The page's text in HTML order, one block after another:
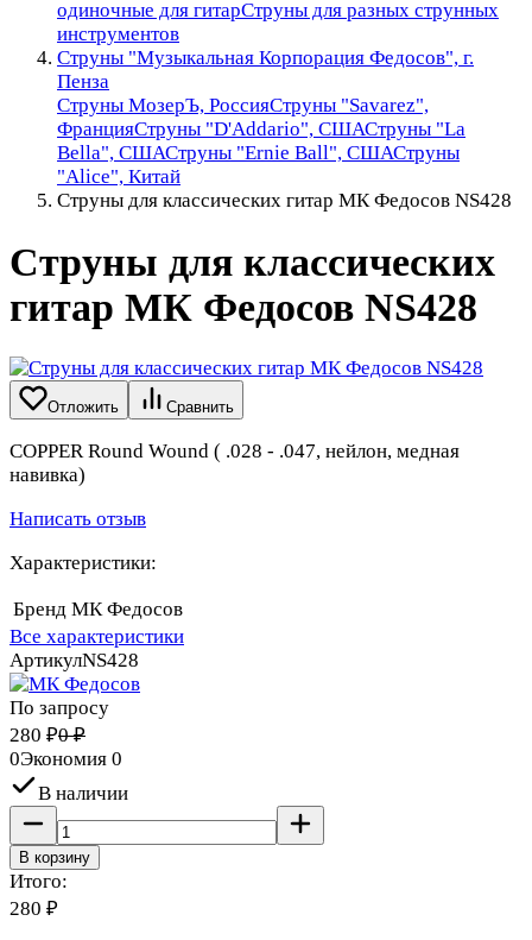
одиночные для гитарСтруны для разных струнных
инструментов
Струны "Музыкальная Корпорация Федосов", г.
Пенза
Струны МозерЪ, РоссияСтруны "Savarez",
ФранцияСтруны "D'Addario", СШАСтруны "La
Bella", СШАСтруны "Ernie Ball", СШАСтруны
"Alice", Китай
Струны для классических гитар МК Федосов NS428
Струны для классических
гитар МК Федосов NS428
Отложить Сравнить
COPPER Round Wound ( .028 - .047, нейлон, медная
навивка)
Написать отзыв
Характеристики:
Бренд МК Федосов
Все характеристики
АртикулNS428
По запросу
280 ₽0 ₽
0Экономия 0
В наличии
В корзину
Итого:
280 ₽